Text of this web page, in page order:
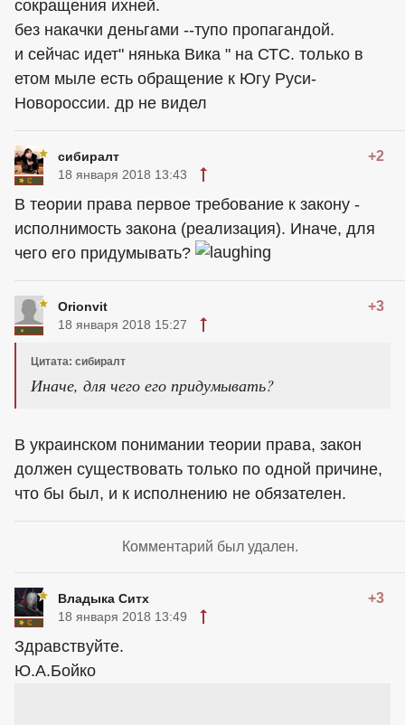
сокращения ихней.
без накачки деньгами --тупо пропагандой.
и сейчас идет" нянька Вика " на СТС. только в
етом мыле есть обращение к Югу Руси-
Новороссии. др не видел
сибиралт +2
18 января 2018 13:43
В теории права первое требование к закону -
исполнимость закона (реализация). Иначе, для
чего его придумывать?
Orionvit +3
18 января 2018 15:27
Цитата: сибиралт
Иначе, для чего его придумывать?
В украинском понимании теории права, закон
должен существовать только по одной причине,
что бы был, и к исполнению не обязателен.
Комментарий был удален.
Владыка Ситх +3
18 января 2018 13:49
Здравствуйте.
Ю.А.Бойко